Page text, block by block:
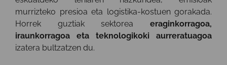
murrizteko presioa eta logistika-kostuen gorakada.
Horrek guztiak sektorea eraginkorragoa,
iraunkorragoa eta teknologikoki aurreratuagoa
izatera bultzatzen du.